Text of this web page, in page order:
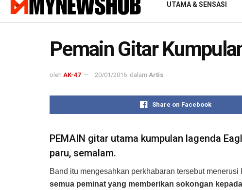
UTAMA & SENSASI
Pemain Gitar
oleh AK-47 20/01/2016 dalam Artis
Share on Facebook
PEMAIN gitar utama kumpulan lagenda
paru, semalam.
Band itu mengesahkan perkhabaran tersebut
semua peminat yang memberikan sokongan